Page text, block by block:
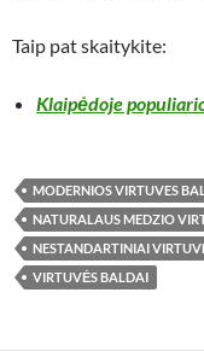
Taip pat skaitykite:
Klaipėdoje
MODERNIOS VIRTUVES
NATURALAUS MEDZIO
NESTANDARTINIAI
VIRTUVĖS BALDAI